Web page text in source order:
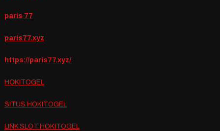
paris 77
paris77.xyz
https://paris77.xyz/
HOKITOGEL
SITUS HOKITOGEL
LINK SLOT HOKITOGEL